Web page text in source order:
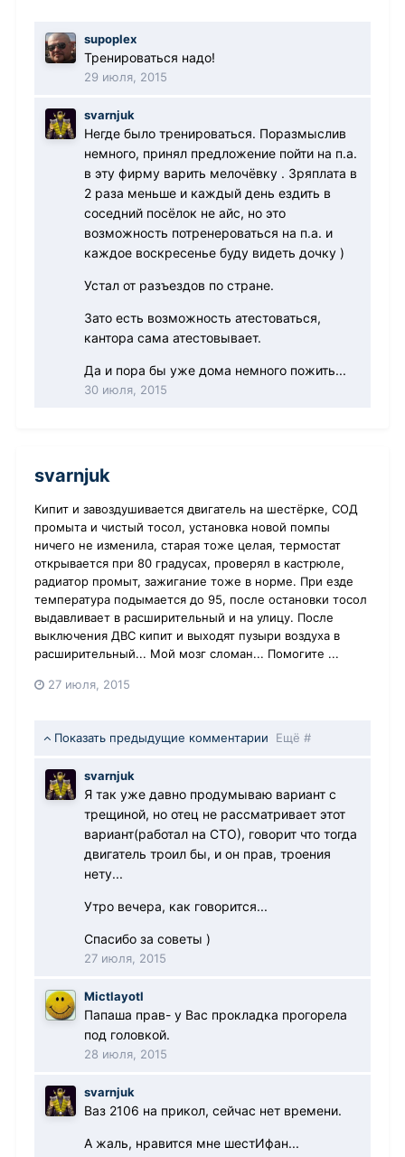
supoplex
Тренироваться надо!
29 июля, 2015
svarnjuk
Негде было тренироваться. Поразмыслив
немного, принял предложение пойти на п.а.
в эту фирму варить мелочёвку . Зряплата в
2 раза меньше и каждый день ездить в
соседний посёлок не айс, но это
возможность потренероваться на п.а. и
каждое воскресенье буду видеть дочку )
Устал от разъездов по стране.
Зато есть возможность атестоваться,
кантора сама атестовывает.
Да и пора бы уже дома немного пожить...
30 июля, 2015
svarnjuk
Кипит и завоздушивается двигатель на шестёрке, СОД
промыта и чистый тосол, установка новой помпы
ничего не изменила, старая тоже целая, термостат
открывается при 80 градусах, проверял в кастрюле,
радиатор промыт, зажигание тоже в норме. При езде
температура подымается до 95, после остановки тосол
выдавливает в расширительный и на улицу. После
выключения ДВС кипит и выходят пузыри воздуха в
расширительный... Мой мозг сломан... Помогите ...
27 июля, 2015
Показать предыдущие комментарии Ещё #
svarnjuk
Я так уже давно продумываю вариант с
трещиной, но отец не рассматривает этот
вариант(работал на СТО), говорит что тогда
двигатель троил бы, и он прав, троения
нету...
Утро вечера, как говорится...
Спасибо за советы )
27 июля, 2015
Mictlayotl
Папаша прав- у Вас прокладка прогорела
под головкой.
28 июля, 2015
svarnjuk
Ваз 2106 на прикол, сейчас нет времени.
А жаль, нравится мне шестИфан...